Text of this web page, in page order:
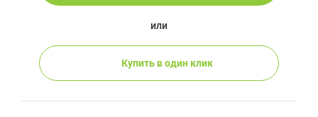
или
Купить в один клик